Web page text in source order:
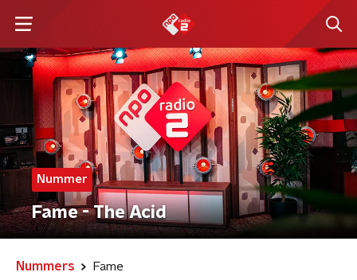
Nummer
Fame - The Acid
Nummers Fame